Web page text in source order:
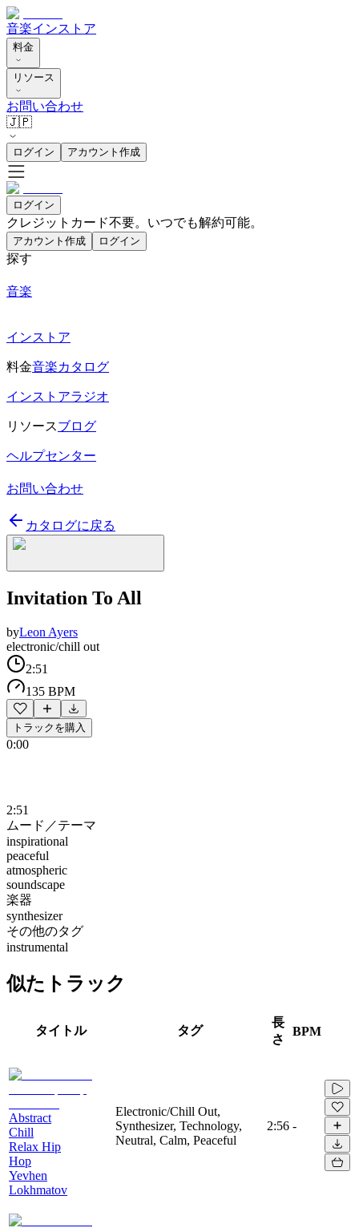
音楽インストア
料金
リソース
お問い合わせ
🇯🇵
ログイン アカウント作成
ログイン
クレジットカード不要。いつでも解約可能。
アカウント作成 ログイン
探す
音楽
インストア
料金音楽カタログ
インストアラジオ
リソースブログ
ヘルプセンター
お問い合わせ
カタログに戻る
Invitation To All
byLeon Ayers
electronic/chill out
2:51
135 BPM
トラックを購入
0:00
2:51
ムード／テーマ
inspirational
peaceful
atmospheric
soundscape
楽器
synthesizer
その他のタグ
instrumental
似たトラック
タイトル タグ
長
さ
BPM
Abstract
Chill
Relax Hip
Hop
Yevhen
Lokhmatov
Electronic/Chill Out,
Synthesizer, Technology,
Neutral, Calm, Peaceful
2:56 -